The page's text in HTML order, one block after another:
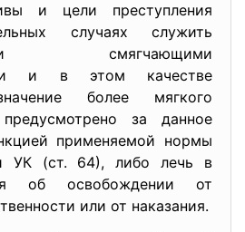
и цели преступления
случаях служить
смягчающими
и в этом качестве
более мягкого
за данное
применяемой нормы
УК (ст. 64), либо лечь в
об освобождении от
или от наказания.